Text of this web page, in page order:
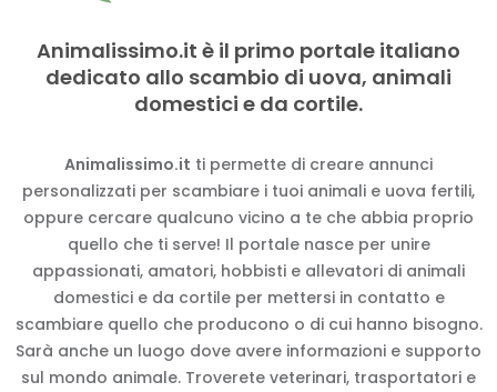
Animalissimo.it è il primo portale italiano
dedicato allo scambio di uova, animali
domestici e da cortile.
Animalissimo.it ti permette di creare annunci
personalizzati per scambiare i tuoi animali e uova fertili,
oppure cercare qualcuno vicino a te che abbia proprio
quello che ti serve! Il portale nasce per unire
appassionati, amatori, hobbisti e allevatori di animali
domestici e da cortile per mettersi in contatto e
scambiare quello che producono o di cui hanno bisogno.
Sarà anche un luogo dove avere informazioni e supporto
sul mondo animale. Troverete veterinari, trasportatori e